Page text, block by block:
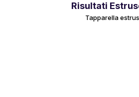
Risultati
Tapparella